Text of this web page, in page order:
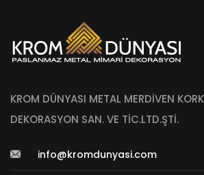
KROM DÜNYASI METAL MERDİVEN
DEKORASYON SAN. VE TİC.LTD.ŞTİ.
info@kromdunyasi.com